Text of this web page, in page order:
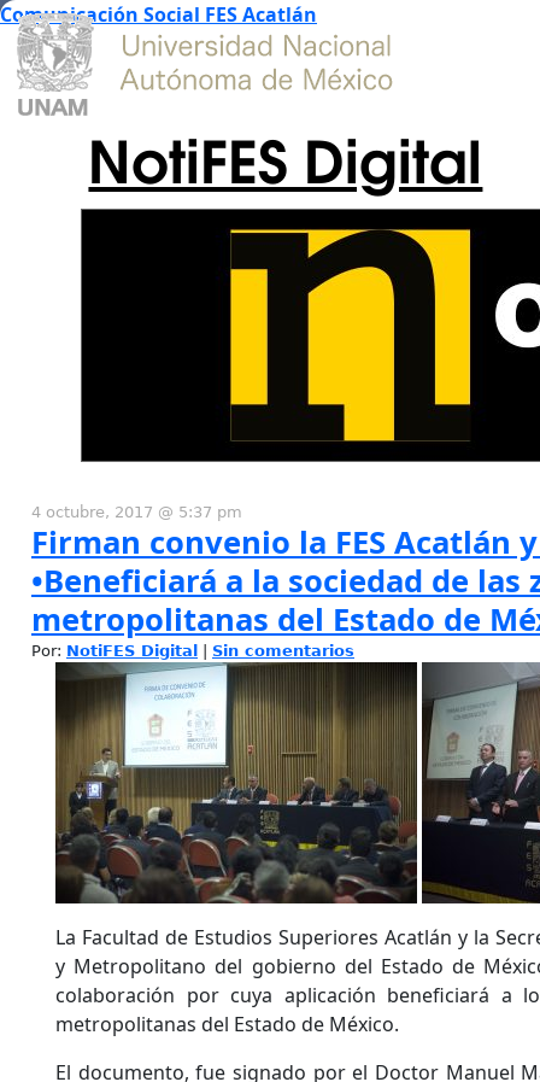
Comunicación Social FES Acatlán
NotiFES Digital
4 octubre, 2017 @ 5:37 pm
Firman convenio la FES Acatlán y
•Beneficiará a la sociedad de las
metropolitanas del Estado de
Por: NotiFES Digital Sin comentarios
La Facultad de Estudios Superiores Acatlán y la
y Metropolitano del gobierno del Estado de
colaboración por cuya aplicación beneficiará a
metropolitanas del Estado de México.
El documento, fue signado por el Doctor Manuel